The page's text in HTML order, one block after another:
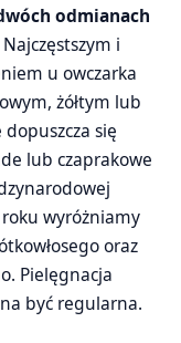
odmianach
Najczęstszym i
u owczarka
żółtym lub
się
lub czaprakowe
roku wyróżniamy
oraz
Pielęgnacja
być regularna.